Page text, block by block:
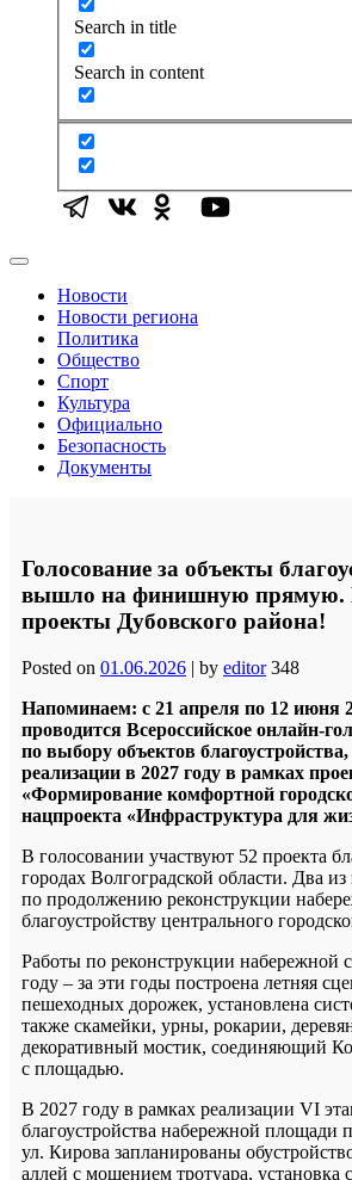
Search in title
Search in content
Новости
Новости региона
Политика
Общество
Спорт
Культура
Официально
Безопасность
Документы
Голосование за объекты
вышло на финишную прямую.
проекты Дубовского района!
Posted on 01.06.2026 | by editor 348
Напоминаем: с 21 апреля по 12 июня
проводится Всероссийское онлайн-
по выбору объектов
реализации в 2027 году в рамках
«Формирование комфортной
нацпроекта «Инфраструктура для
В голосовании участвуют 52 проекта
городах Волгоградской области. Два
по продолжению реконструкции
благоустройству центрального
Работы по реконструкции набережной
году – за эти годы построена летняя
пешеходных дорожек, установлена
также скамейки, урны, рокарии,
декоративный мостик, соединяющий
с площадью.
В 2027 году в рамках реализации VI
благоустройства набережной площади
ул. Кирова запланированы
аллей с мощением тротуара, установка